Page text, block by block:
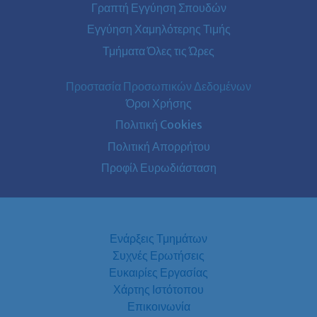
Γραπτή Εγγύηση Σπουδών
Εγγύηση Χαμηλότερης Τιμής
Τμήματα Όλες τις Ώρες
Προστασία Προσωπικών Δεδομένων
Όροι Χρήσης
Πολιτική Cookies
Πολιτική Απορρήτου
Προφίλ Ευρωδιάσταση
Ενάρξεις Τμημάτων
Συχνές Ερωτήσεις
Ευκαιρίες Εργασίας
Χάρτης Ιστότοπου
Επικοινωνία